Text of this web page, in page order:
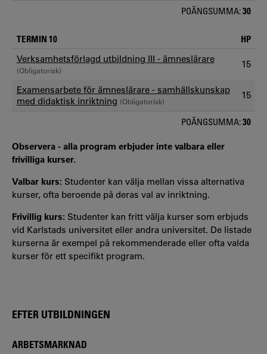
POÄNGSUMMA:30
TERMIN 10 HP
Verksamhetsförlagd utbildning III - ämneslärare
(Obligatorisk)
15
Examensarbete för ämneslärare - samhällskunskap
med didaktisk inriktning (Obligatorisk)
15
POÄNGSUMMA:30
Observera - alla program erbjuder inte valbara eller
frivilliga kurser.
Valbar kurs: Studenter kan välja mellan vissa alternativa
kurser, ofta beroende på deras val av inriktning.
Frivillig kurs: Studenter kan fritt välja kurser som erbjuds
vid Karlstads universitet eller andra universitet. De listade
kurserna är exempel på rekommenderade eller ofta valda
kurser för ett specifikt program.
EFTER UTBILDNINGEN
ARBETSMARKNAD